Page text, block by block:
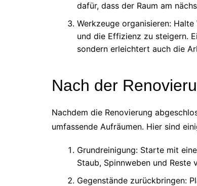
dafür, dass der Raum am
Werkzeuge organisieren:
und die Effizienz zu steigern.
sondern erleichtert auch die
Nach der
Nachdem die Renovierung
umfassende Aufräumen. Hier sind
Grundreinigung: Starte mit
Staub, Spinnweben und Reste
Gegenstände zurückbringen: